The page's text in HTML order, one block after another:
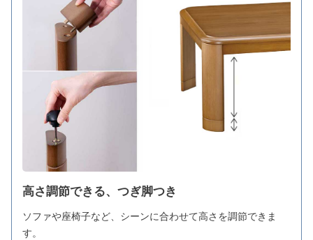
高さ調節できる、つぎ脚つき
ソファや座椅子など、シーンに合わせて高さを調節できま
す。